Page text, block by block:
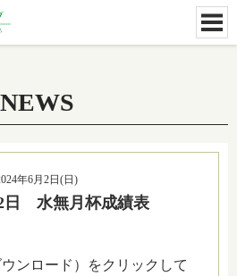
NEWS
年6月2日(日)
日 水無月杯成績表
ンロード）をクリックして